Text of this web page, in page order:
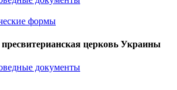
формы
церковь Украины
документы